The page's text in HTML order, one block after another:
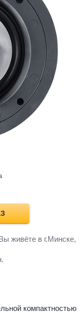
живёте в г.Минске,
компактностью